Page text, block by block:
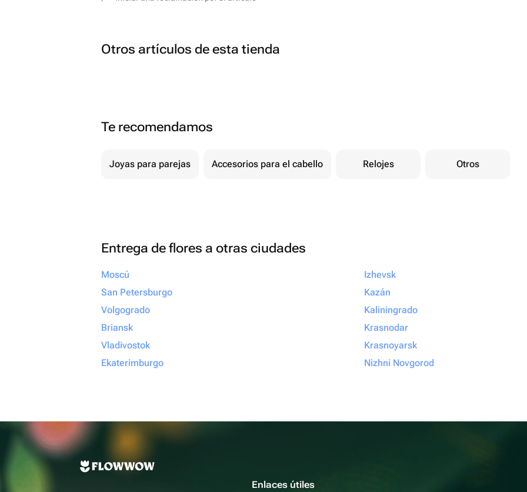
Otros artículos de esta tienda
Te recomendamos
Joyas para parejas Accesorios para el cabello Relojes Otros
Entrega de flores a otras ciudades
Moscú
San Petersburgo
Volgogrado
Briansk
Vladivostok
Ekaterimburgo
Izhevsk
Kazán
Kaliningrado
Krasnodar
Krasnoyarsk
Nizhni Novgorod
Enlaces útiles